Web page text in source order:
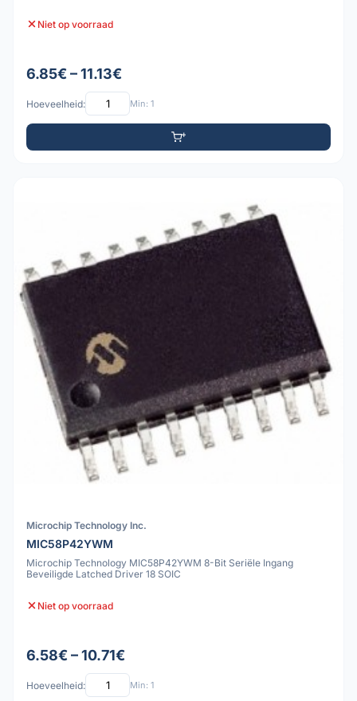
Niet op voorraad
6.85€ – 11.13€
Hoeveelheid: Min: 1
Microchip Technology Inc.
MIC58P42YWM
Microchip Technology MIC58P42YWM 8-Bit Seriële Ingang
Beveiligde Latched Driver 18 SOIC
Niet op voorraad
6.58€ – 10.71€
Hoeveelheid: Min: 1